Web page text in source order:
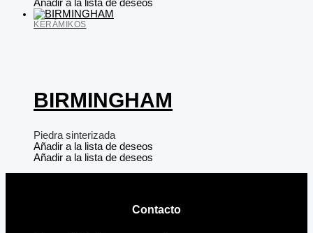
Añadir a la lista de deseos
KERÁMIKOS
BIRMINGHAM
Piedra sinterizada
Añadir a la lista de deseos
Añadir a la lista de deseos
Contacto